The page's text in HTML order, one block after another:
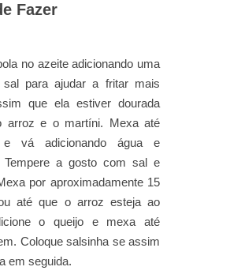
Fazer
no azeite adicionando uma
sal para ajudar a fritar mais
que ela estiver dourada
arroz e o martíni. Mexa até
e vá adicionando água e
Tempere a gosto com sal e
por aproximadamente 15
até que o arroz esteja ao
o queijo e mexa até
Coloque salsinha se assim
em seguida.